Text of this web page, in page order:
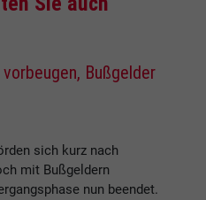
vorbeugen, Bußgelder
sich kurz nach
mit Bußgeldern
nun beendet.